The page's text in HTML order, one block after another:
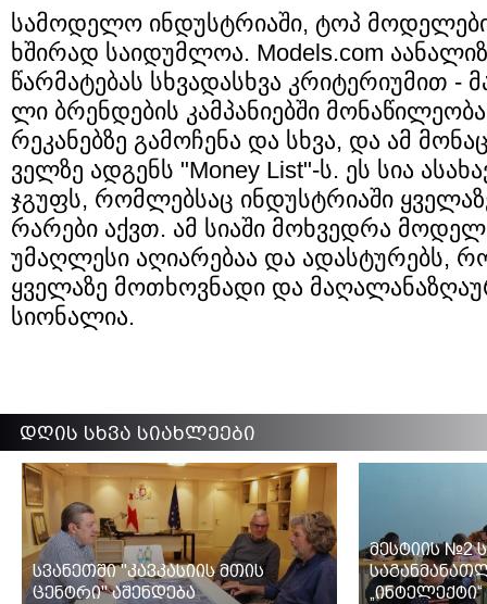
სა­მო­დე­ლო ინ­დუსტრი­ა­ში, ტოპ
ხში­რად სა­ი­დუმ­ლოა. Models.com
წარ­მა­ტე­ბას სხვა­დას­ხვა კრი­ტე­რი­უ­მით -
ლი ბრენ­დე­ბის კამ­პა­ნი­ებ­ში
რე­კა­ნებ­ზე გა­მო­ჩე­ნა და სხვა, და ამ
ველ­ზე ად­გენს "Money List"-ს. ეს სია
ჯგუფს, რომ­ლებ­საც ინ­დუსტრი­ა­ში
რა­რე­ბი აქვთ. ამ სი­ა­ში მოხ­ვედ­რა
უმაღ­ლე­სი აღი­ა­რე­ბაა და ადას­ტუ­რებს,
ყვე­ლა­ზე მო­თხოვ­ნა­დი და
სი­ო­ნა­ლია.
დღის სხვა სიახლეები
სვანეთში "კავკასიის მთის
ცენტრი" აშენდება
მესტიის №2